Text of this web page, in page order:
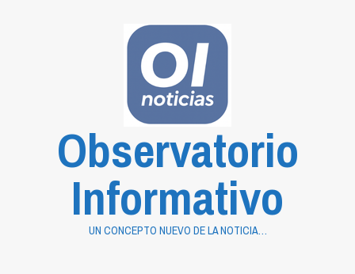
Observatorio
Informativo
UN CONCEPTO NUEVO DE LA NOTICIA…